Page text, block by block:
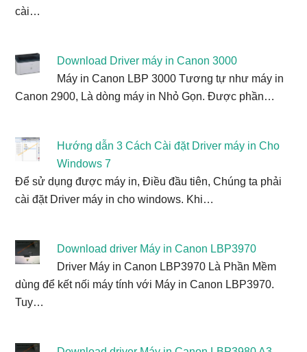
cài…
Download Driver máy in Canon 3000
Máy in Canon LBP 3000 Tương tự như máy in
Canon 2900, Là dòng máy in Nhỏ Gọn. Được phần…
Hướng dẫn 3 Cách Cài đặt Driver máy in Cho
Windows 7
Để sử dụng được máy in, Điều đầu tiên, Chúng ta phải
cài đặt Driver máy in cho windows. Khi…
Download driver Máy in Canon LBP3970
Driver Máy in Canon LBP3970 Là Phần Mềm
dùng để kết nối máy tính với Máy in Canon LBP3970.
Tuy…